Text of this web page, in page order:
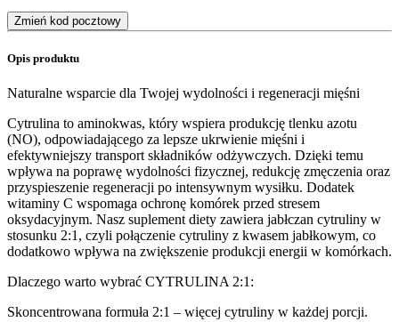
Zmień kod pocztowy
Opis produktu
Naturalne wsparcie dla Twojej wydolności i regeneracji mięśni
Cytrulina to aminokwas, który wspiera produkcję tlenku azotu
(NO), odpowiadającego za lepsze ukrwienie mięśni i
efektywniejszy transport składników odżywczych. Dzięki temu
wpływa na poprawę wydolności fizycznej, redukcję zmęczenia oraz
przyspieszenie regeneracji po intensywnym wysiłku. Dodatek
witaminy C wspomaga ochronę komórek przed stresem
oksydacyjnym. Nasz suplement diety zawiera jabłczan cytruliny w
stosunku 2:1, czyli połączenie cytruliny z kwasem jabłkowym, co
dodatkowo wpływa na zwiększenie produkcji energii w komórkach.
Dlaczego warto wybrać CYTRULINA 2:1:
Skoncentrowana formuła 2:1 – więcej cytruliny w każdej porcji.